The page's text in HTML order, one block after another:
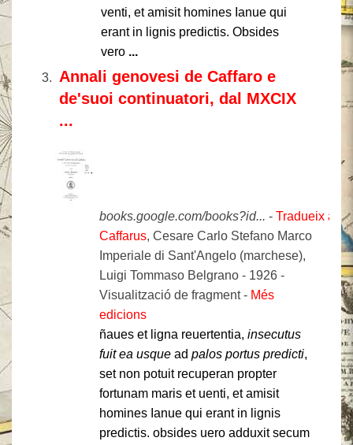
venti, et amisit homines Ianue qui
erant in lignis predictis. Obsides
vero ...
Annali genovesi de Caffaro e
de'suoi continuatori, dal MXCIX
...
books.google.com/books?id... - Tradueix
Caffarus, ‎Cesare Carlo Stefano Marco
Imperiale di Sant'Angelo (marchese),
‎Luigi Tommaso Belgrano - 1926 -
‎Visualització de fragment - ‎ Més
edicions
ñaues et ligna reuertentia, insecutus
fuit ea usque ad palos portus predicti,
set non potuit recuperan propter
fortunam maris et uenti, et amisit
homines Ianue qui erant in lignis
predictis. obsides uero adduxit secum